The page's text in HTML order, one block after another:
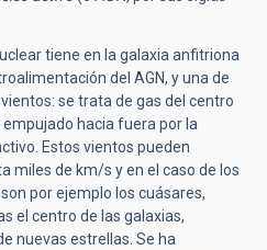
tiene en la galaxia anfitriona
del AGN, y una de
se trata de gas del centro
hacia fuera por la
Estos vientos pueden
miles de km/s y en el caso de los
por ejemplo los cuásares,
el centro de las galaxias,
nuevas estrellas. Se ha